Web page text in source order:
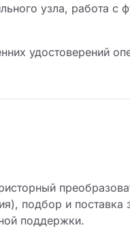
узла, работа с
удостоверений
подбор и
поддержки.